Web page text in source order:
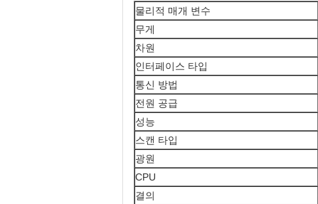
물리적 매개 변수
무게
차원
인터페이스 타입
통신 방법
전원 공급
성능
스캔 타입
광원
CPU
결의